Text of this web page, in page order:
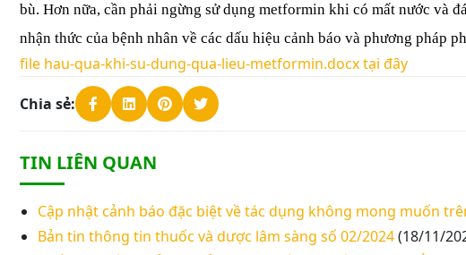
bù. Hơn nữa, cần phải ngừng sử dụng metformin khi có mất nước và
nhận thức của bệnh nhân về các dấu hiệu cảnh báo và phương pháp
file hau-qua-khi-su-dung-qua-lieu-metformin.docx tại đây
Chia sẻ:
TIN LIÊN QUAN
Cập nhật cảnh báo đặc biệt về tác dụng không mong muốn
Bản tin thông tin thuốc và dược lâm sàng số 02/2024(18/11/